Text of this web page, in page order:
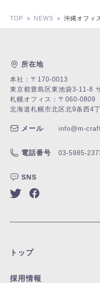
TOP > NEWS > 沖縄オフィ
所在地
本社：〒170-0013
東京都豊島区東池袋3-11-8
札幌オフィス：〒060-0809
北海道札幌市北区北9条西4
メール info@m-
電話番号 03-5985-
SNS
トップ
採用情報